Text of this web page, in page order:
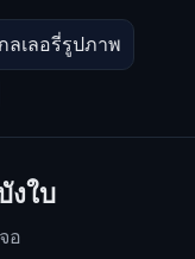
ลเลอรี่รูปภาพ
งใบ
อ